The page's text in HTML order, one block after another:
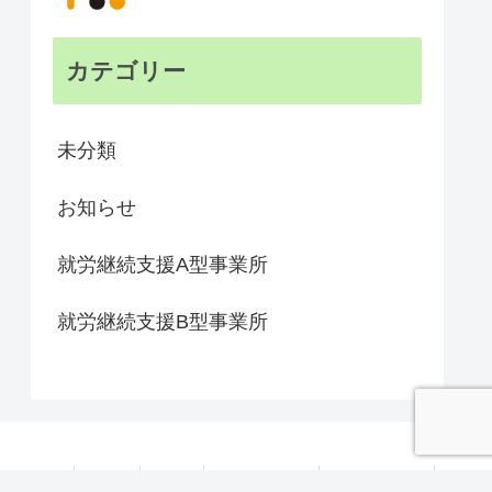
カテゴリー
未分類
お知らせ
就労継続支援A型事業所
就労継続支援B型事業所